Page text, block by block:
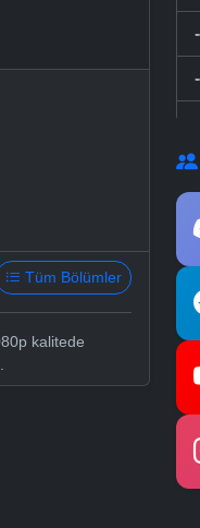
Tüm Bölümler
kalitede